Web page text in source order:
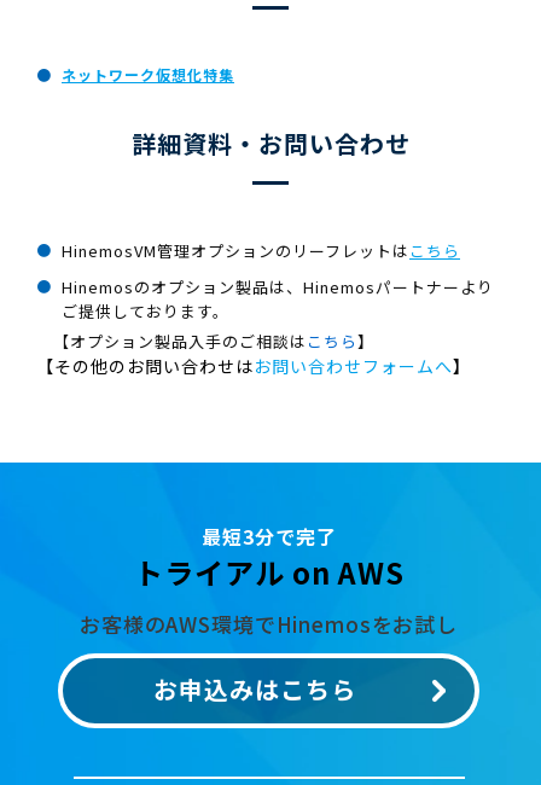
ネットワーク仮想化特集
詳細資料・お問い合わせ
HinemosVM管理オプションのリーフレットは こちら
Hinemosのオプション製品は、Hinemosパートナーより
ご提供しております。
【オプション製品入手のご相談は こちら】
【その他のお問い合わせはお問い合わせフォームへ】
最短3分で完了
トライアル on AWS
お客様のAWS環境でHinemosをお試し
お申込みはこちら